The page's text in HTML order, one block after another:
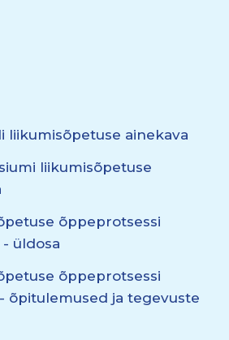
liikumisõpetuse ainekava
liikumisõpetuse
õppeprotsessi
üldosa
õppeprotsessi
õpitulemused ja tegevuste